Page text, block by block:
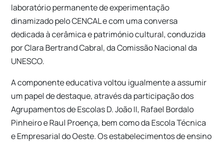
laboratório permanente de experimentação
dinamizado pelo CENCAL e com uma conversa
dedicada à cerâmica e património cultural, conduzida
por Clara Bertrand Cabral, da Comissão Nacional da
UNESCO.
A componente educativa voltou igualmente a assumir
um papel de destaque, através da participação dos
Agrupamentos de Escolas D. João II, Rafael Bordalo
Pinheiro e Raul Proença, bem como da Escola Técnica
e Empresarial do Oeste. Os estabelecimentos de ensino